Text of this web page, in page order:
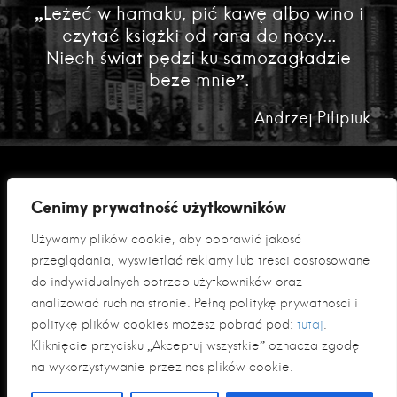
Cenimy prywatność użytkowników
Używamy plików cookie, aby poprawić jakość
przeglądania, wyświetlać reklamy lub treści dostosowane
do indywidualnych potrzeb użytkowników oraz
analizować ruch na stronie. Pełną politykę prywatności i
politykę plików cookies możesz pobrać pod: tutaj.
Kliknięcie przycisku „Akceptuj wszystkie” oznacza zgodę
na wykorzystywanie przez nas plików cookie.
„Leżeć w hamaku, pić kawę albo wino i
czytać książki od rana do nocy...
Niech świat pędzi ku samozagładzie
beze mnie”.
Andrzej Pilipiuk
Polityka prywatności
Klauzula informacyjna RODO